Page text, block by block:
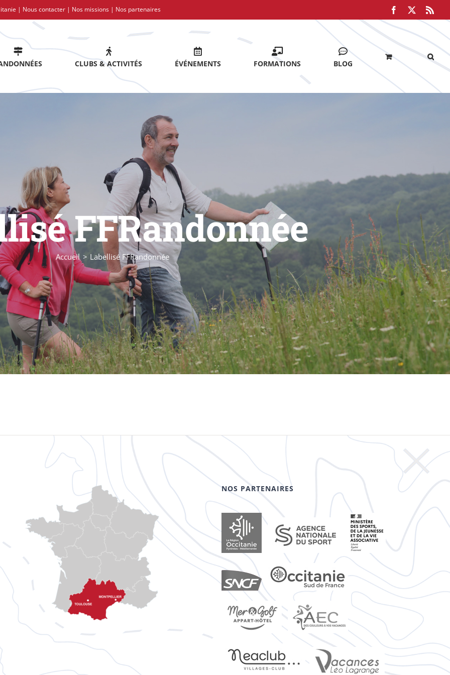
| Nous contacter | Nos missions | Nos partenaires Facebook
CLUBS & ACTIVITÉS ÉVÉNEMENTS FORMATIONS BLOG
FFRandonnée
Accueil Labellisé FFRandonnée
NOS PARTENAIRES